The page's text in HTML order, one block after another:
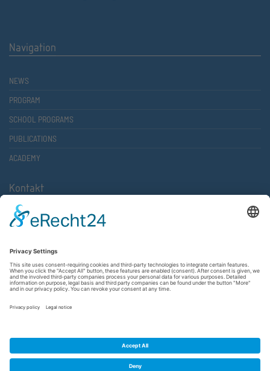
Navigation
NEWS
PROGRAM
SCHOOL PROGRAMS
PUBLICATIONS
ACADEMY
Kontakt
Atlantische Akademie Rheinland-Pfalz e.V.
67657 Kaiserslautern
FON 0631 36610-0
FAX 0631 36610-15
©2026 Atlantische Akademie Rheinland-Pfalz e. V. |
Terms and Conditions